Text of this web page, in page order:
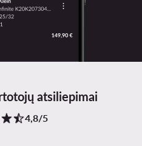
atsiliepimai
4,8/5